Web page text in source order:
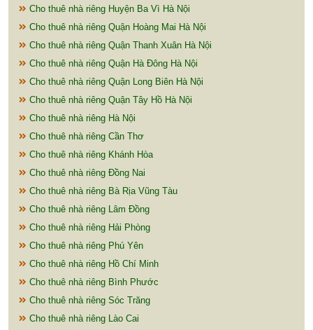
Cho thuê nhà riêng Huyện Ba Vì Hà Nội
Cho thuê nhà riêng Quận Hoàng Mai Hà Nội
Cho thuê nhà riêng Quận Thanh Xuân Hà Nội
Cho thuê nhà riêng Quận Hà Đông Hà Nội
Cho thuê nhà riêng Quận Long Biên Hà Nội
Cho thuê nhà riêng Quận Tây Hồ Hà Nội
Cho thuê nhà riêng Hà Nội
Cho thuê nhà riêng Cần Thơ
Cho thuê nhà riêng Khánh Hòa
Cho thuê nhà riêng Đồng Nai
Cho thuê nhà riêng Bà Rịa Vũng Tàu
Cho thuê nhà riêng Lâm Đồng
Cho thuê nhà riêng Hải Phòng
Cho thuê nhà riêng Phú Yên
Cho thuê nhà riêng Hồ Chí Minh
Cho thuê nhà riêng Bình Phước
Cho thuê nhà riêng Sóc Trăng
Cho thuê nhà riêng Lào Cai